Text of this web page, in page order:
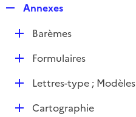
p
l
i
e
Annexes
DBarèmes
DFormulaires
DLettres-type ; Modèles
DCartographie